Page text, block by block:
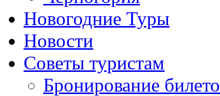
Новогодние Туры
Новости
Советы туристам
Бронирование